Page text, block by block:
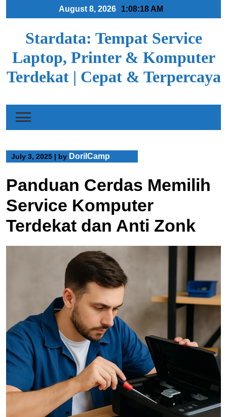
August 8, 2026 1:08:19 AM
Stardata: Tempat Service
Laptop, Printer & Komputer
Terdekat | Cepat & Terpercaya
July 3, 2025 | by DorilCamp
Panduan Cerdas Memilih
Service Komputer
Terdekat dan Anti Zonk